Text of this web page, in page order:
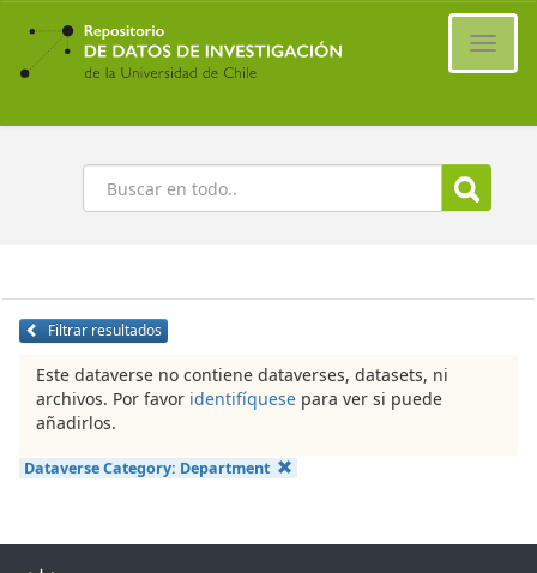
Ir
contenido
principal
Buscar
Filtrar resultados
Este dataverse no contiene dataverses, datasets, ni
archivos. Por favor identifíquese para ver si puede
añadirlos.
Dataverse Category: Department